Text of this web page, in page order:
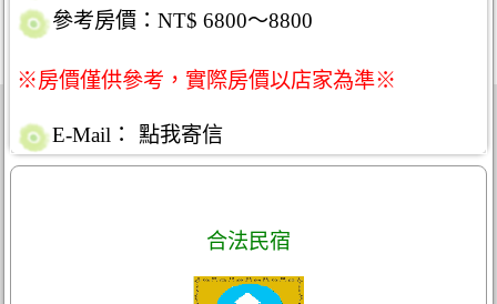
參考房價：NT$ 6800～8800
※房價僅供參考，實際房價以店家為準※
E-Mail： 點我寄信
合法民宿